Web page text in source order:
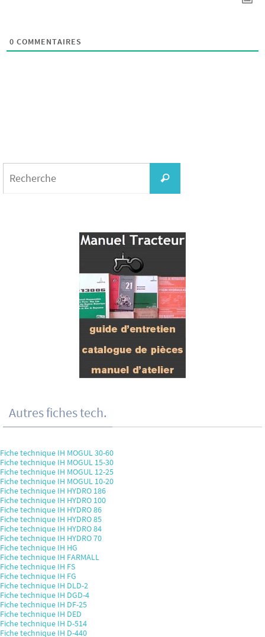
0 COMMENTAIRES
Recherche
Autres fiches tech.
Fiche technique IH MOGUL 30-60
Fiche technique IH MOGUL 15-30
Fiche technique IH MOGUL 12-25
Fiche technique IH MOGUL 10-20
Fiche technique IH HYDRO 186
Fiche technique IH HYDRO 100
Fiche technique IH HYDRO 86
Fiche technique IH HYDRO 85
Fiche technique IH HYDRO 84
Fiche technique IH HYDRO 70
Fiche technique IH HG
Fiche technique IH FARMALL
Fiche technique IH FS
Fiche technique IH FG
Fiche technique IH DLD-2
Fiche technique IH DGD-4
Fiche technique IH DF-25
Fiche technique IH DED
Fiche technique IH D-514
Fiche technique IH D-440